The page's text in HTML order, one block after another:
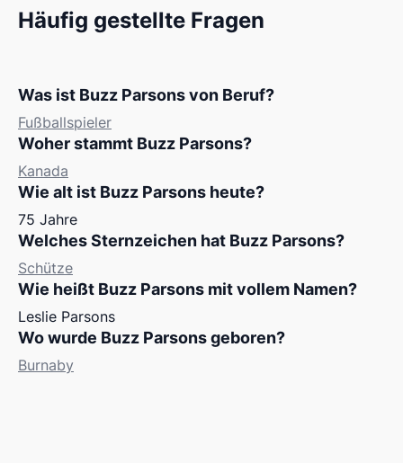
Häufig gestellte Fragen
Was ist Buzz Parsons von Beruf?
Fußballspieler
Woher stammt Buzz Parsons?
Kanada
Wie alt ist Buzz Parsons heute?
75 Jahre
Welches Sternzeichen hat Buzz Parsons?
Schütze
Wie heißt Buzz Parsons mit vollem Namen?
Leslie Parsons
Wo wurde Buzz Parsons geboren?
Burnaby